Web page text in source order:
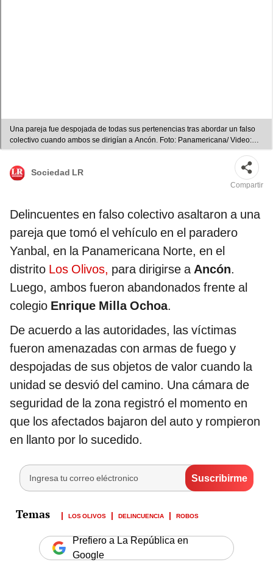
Una pareja fue despojada de todas sus pertenencias tras abordar un falso
colectivo cuando ambos se dirigían a Ancón. Foto: Panamericana/ Video:
Panamericana
Sociedad LR
Compartir
Delincuentes en falso colectivo asaltaron a una
pareja que tomó el vehículo en el paradero
Yanbal, en la Panamericana Norte, en el
distrito Los Olivos, para dirigirse aAncón.
Luego, ambos fueron abandonados frente al
colegio Enrique Milla Ochoa.
De acuerdo a las autoridades, las víctimas
fueron amenazadas con armas de fuego y
despojadas de sus objetos de valor cuando la
unidad se desvió del camino. Una cámara de
seguridad de la zona registró el momento en
que los afectados bajaron del auto y rompieron
en llanto por lo sucedido.
LOS OLIVOS DELINCUENCIA ROBOS
Prefiero a La República en
Google